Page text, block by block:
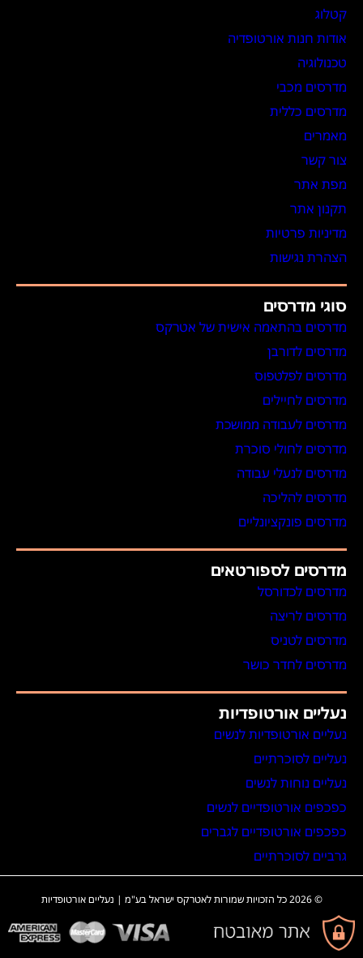
קטלוג
אודות חנות אורטופדיה
טכנולוגיה
מדרסים מכבי
מדרסים כללית
מאמרים
צור קשר
מפת אתר
תקנון אתר
מדיניות פרטיות
הצהרת נגישות
סוגי מדרסים
מדרסים בהתאמה אישית של אטרקס
מדרסים לדורבן
מדרסים לפלטפוס
מדרסים לחיילים
מדרסים לעבודה ממושכת
מדרסים לחולי סוכרת
מדרסים לנעלי עבודה
מדרסים להליכה
מדרסים פונקציונליים
מדרסים לספורטאים
מדרסים לכדורסל
מדרסים לריצה
מדרסים לטניס
מדרסים לחדר כושר
נעליים אורטופדיות
נעליים אורטופדיות לנשים
נעליים לסוכרתיים
נעליים נוחות לנשים
כפכפים אורטופדיים לנשים
כפכפים אורטופדיים לגברים
גרביים לסוכרתיים
© 2026 כל הזכויות שמורות לאטרקס ישראל בע"מ | נעליים אורטופדיות